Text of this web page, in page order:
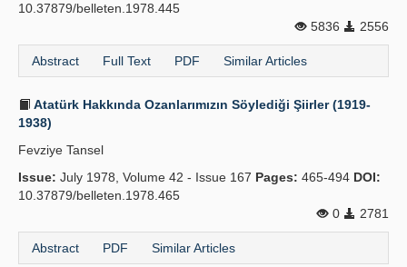
10.37879/belleten.1978.445
5836
2556
Abstract Full Text PDF Similar Articles
Atatürk Hakkında Ozanlarımızın Söylediği Şiirler (1919-
1938)
Fevziye Tansel
Issue: July 1978, Volume 42 - Issue 167 Pages: 465-494 DOI:
10.37879/belleten.1978.465
0
2781
Abstract PDF Similar Articles